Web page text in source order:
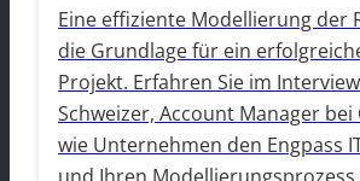
Eine effiziente Modellierung der
die Grundlage für ein
Projekt. Erfahren Sie im
Schweizer, Account Manager bei
wie Unternehmen den Engpass